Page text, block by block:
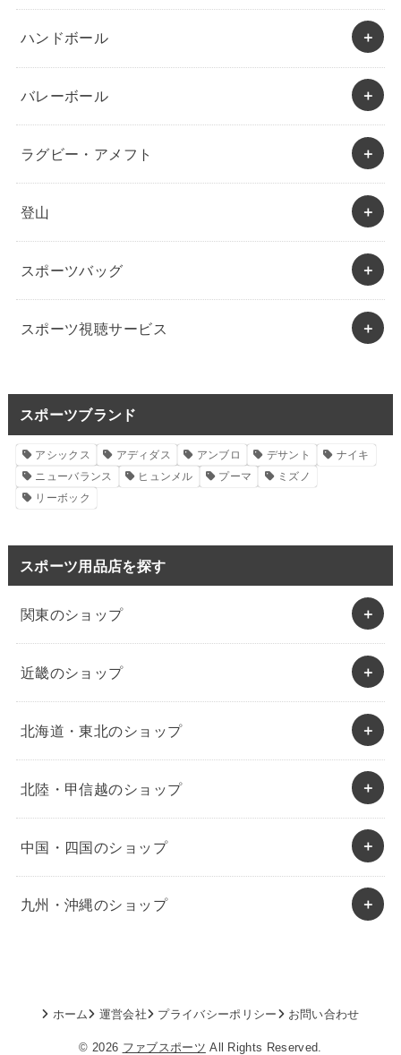
ハンドボール
バレーボール
ラグビー・アメフト
登山
スポーツバッグ
スポーツ視聴サービス
スポーツブランド
アシックス アディダス アンブロ デサント
ナイキ
ニューバランス
ヒュンメル プーマ
ミズノ
リーボック
スポーツ用品店を探す
関東のショップ
近畿のショップ
北海道・東北のショップ
北陸・甲信越のショップ
中国・四国のショップ
九州・沖縄のショップ
ホーム 運営会社 プライバシーポリシー お問い合わせ
© 2026 ファブスポーツ All Rights Reserved.